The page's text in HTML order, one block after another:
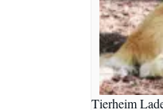
Tierheim